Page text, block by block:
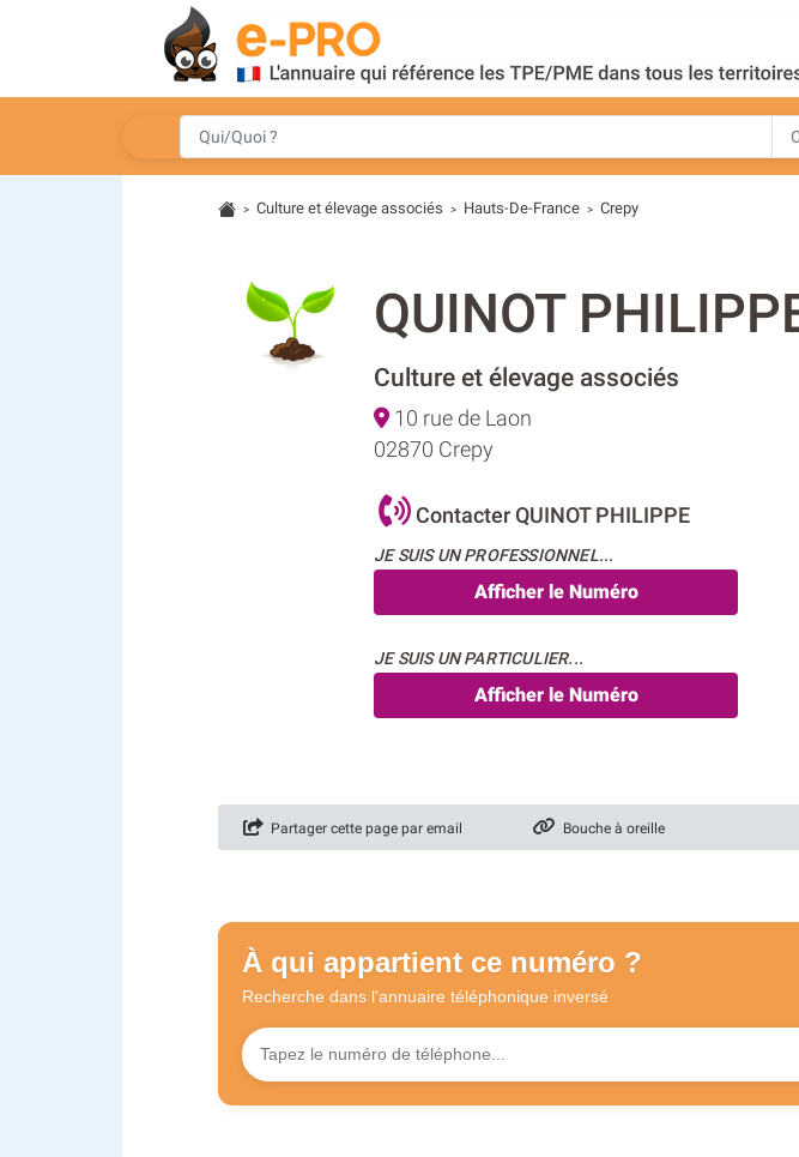
> Culture et élevage associés > Hauts-De-France > Crepy
QUINOT
Culture et élevage associés
10 rue de Laon
02870 Crepy
Contacter QUINOT PHILIPPE
JE SUIS UN PROFESSIONNEL...
Afficher le Numéro
JE SUIS UN PARTICULIER...
Afficher le Numéro
Partager cette page par email Bouche à oreille
À qui appartient ce numéro ?
Recherche dans l'annuaire téléphonique inversé